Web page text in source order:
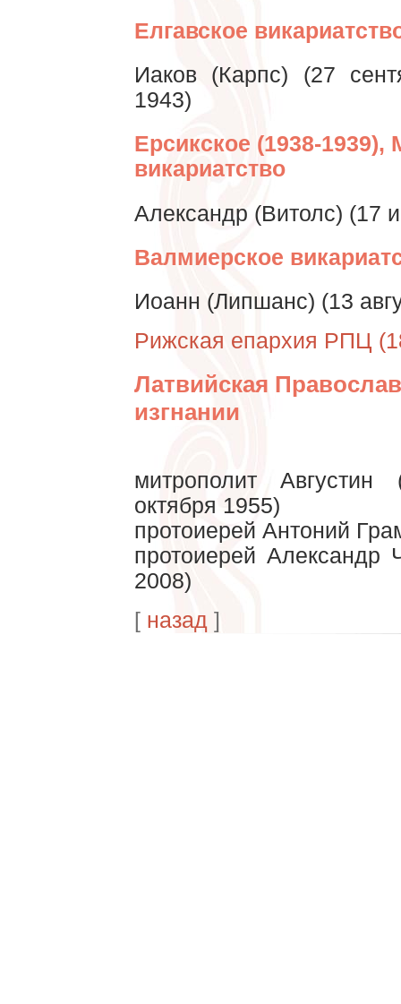
Елгавское
Иаков (Карпс) (27
1943)
Ерсикское (1938-1939),
викариатство
Александр (Витолс) (17
Валмиерское
Иоанн (Липшанс) (13
Рижская епархия РПЦ
Латвийская
изгнании
митрополит
октября 1955)
протоиерей Антоний
протоиерей Александр
2008)
[ назад ]